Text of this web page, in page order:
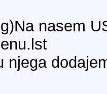
nasem
njega